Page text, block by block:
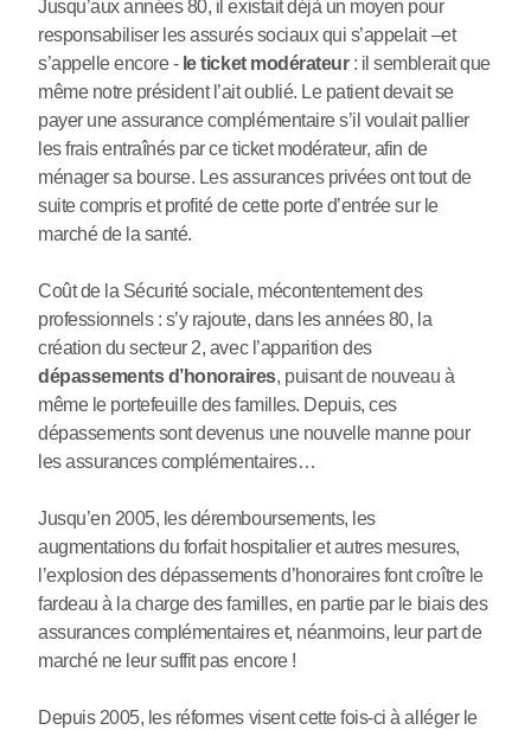
Jusqu’aux années 80, il existait déjà un moyen pour
responsabiliser les assurés sociaux qui s’appelait –et
s’appelle encore - le ticket modérateur: il semblerait que
même notre président l’ait oublié. Le patient devait se
payer une assurance complémentaire s’il voulait pallier
les frais entraînés par ce ticket modérateur, afin de
ménager sa bourse. Les assurances privées ont tout de
suite compris et profité de cette porte d’entrée sur le
marché de la santé.
Coût de la Sécurité sociale, mécontentement des
professionnels : s’y rajoute, dans les années 80, la
création du secteur 2, avec l’apparition des
dépassements d’honoraires, puisant de nouveau à
même le portefeuille des familles. Depuis, ces
dépassements sont devenus une nouvelle manne pour
les assurances complémentaires…
Jusqu’en 2005, les déremboursements, les
augmentations du forfait hospitalier et autres mesures,
l’explosion des dépassements d’honoraires font croître le
fardeau à la charge des familles, en partie par le biais des
assurances complémentaires et, néanmoins, leur part de
marché ne leur suffit pas encore !
Depuis 2005, les réformes visent cette fois-ci à alléger le